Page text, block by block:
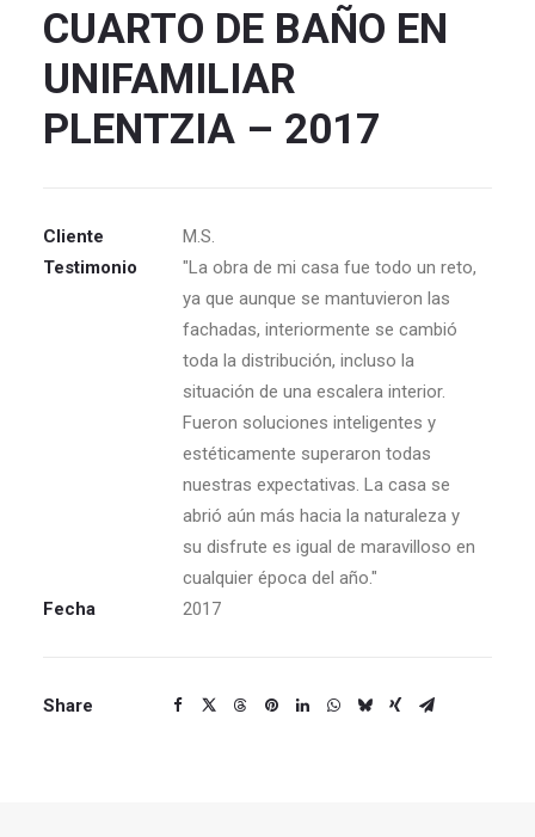
CUARTO DE BAÑO EN
UNIFAMILIAR
PLENTZIA – 2017
Cliente
M.S.
Testimonio
"La obra de mi casa fue todo un reto,
ya que aunque se mantuvieron las
fachadas, interiormente se cambió
toda la distribución, incluso la
situación de una escalera interior.
Fueron soluciones inteligentes y
estéticamente superaron todas
nuestras expectativas. La casa se
abrió aún más hacia la naturaleza y
su disfrute es igual de maravilloso en
cualquier época del año."
Fecha
2017
Share